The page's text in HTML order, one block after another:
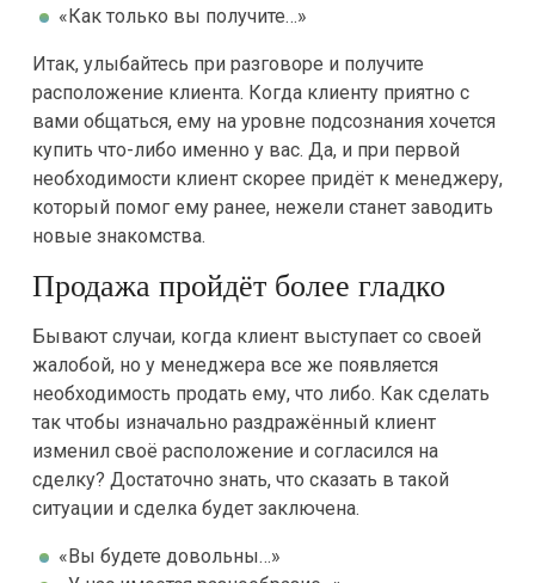
«Как только вы получите…»
Итак, улыбайтесь при разговоре и получите
расположение клиента. Когда клиенту приятно с
вами общаться, ему на уровне подсознания хочется
купить что-либо именно у вас. Да, и при первой
необходимости клиент скорее придёт к менеджеру,
который помог ему ранее, нежели станет заводить
новые знакомства.
Продажа пройдёт более гладко
Бывают случаи, когда клиент выступает со своей
жалобой, но у менеджера все же появляется
необходимость продать ему, что либо. Как сделать
так чтобы изначально раздражённый клиент
изменил своё расположение и согласился на
сделку? Достаточно знать, что сказать в такой
ситуации и сделка будет заключена.
«Вы будете довольны…»